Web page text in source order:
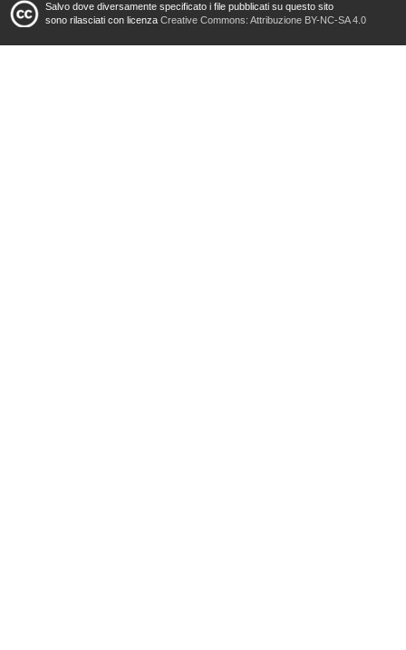
Salvo dove diversamente specificato i file pubblicati su questo sito
sono rilasciati con licenza Creative Commons: Attribuzione BY-NC-SA 4.0